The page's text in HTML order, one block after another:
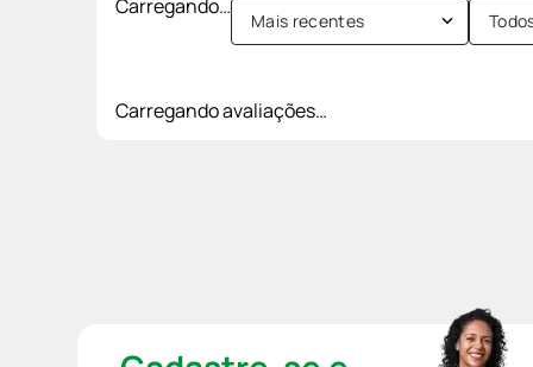
Carregando…
Mais recentes
Carregando avaliações…